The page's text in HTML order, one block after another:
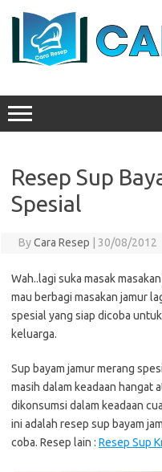
Resep Sup
Spesial
ByCara Resep 30/08/2012
Wah..lagi suka masak
mau berbagi masakan jamur
spesial yang siap dicoba
keluarga.
Sup bayam jamur merang
masih dalam keadaan hangat
dikonsumsi dalam keadaan
ini adalah resep sup bayam
coba. Resep lain : Resep Sup